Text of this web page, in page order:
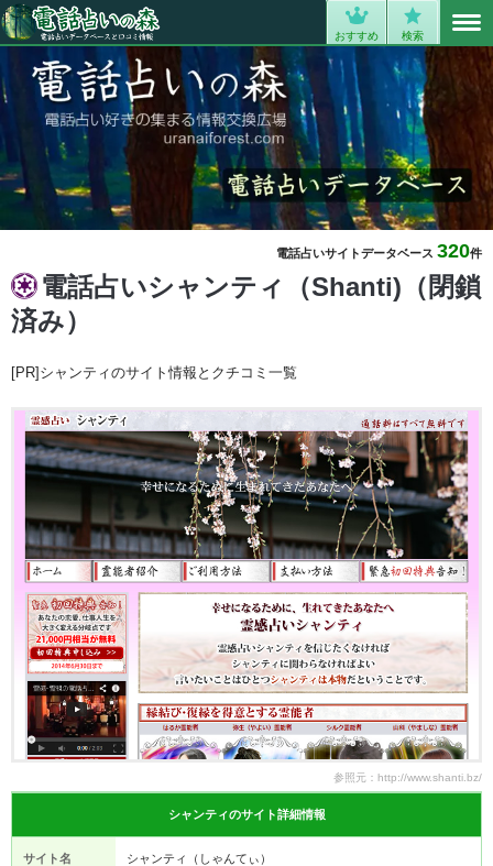
おすすめ 検索
電話占いサイトデータベース 320件
電話占いシャンティ（Shanti)（閉鎖
済み）
[PR]シャンティのサイト情報とクチコミ一覧
参照元：http://www.shanti.bz/
シャンティのサイト詳細情報
サイト名 シャンティ（しゃんてぃ）